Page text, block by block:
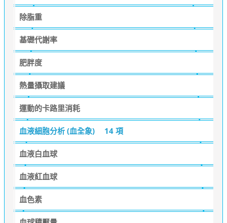
除脂重
基礎代謝率
肥胖度
熱量攝取建議
運動的卡路里消耗
血液細胞分析 (血全象) 14 項
血液白血球
血液紅血球
血色素